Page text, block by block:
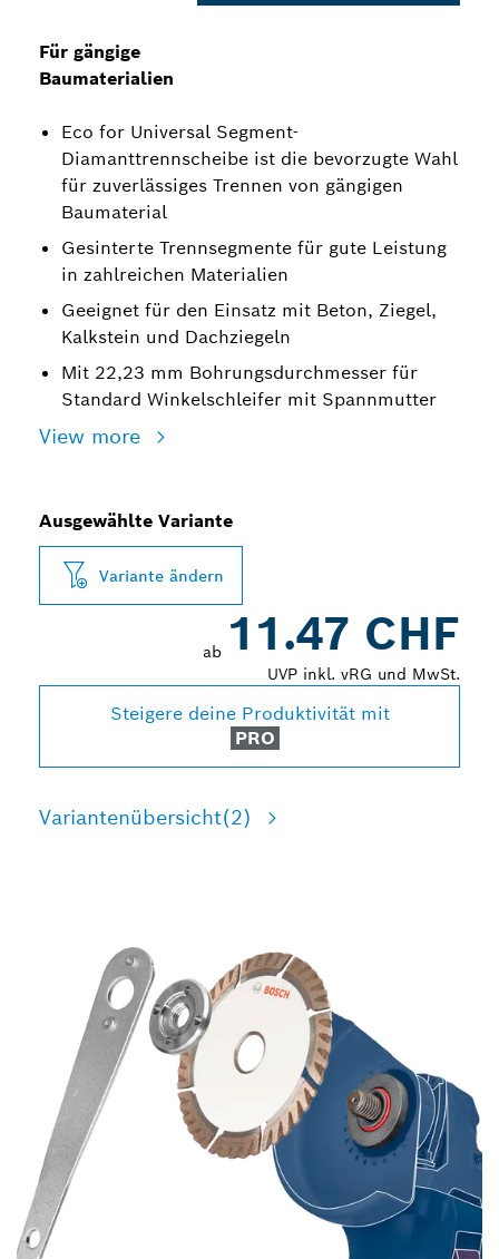
Für gängige
Baumaterialien
Eco for Universal Segment-
Diamanttrennscheibe ist die bevorzugte Wahl
für zuverlässiges Trennen von gängigen
Baumaterial
Gesinterte Trennsegmente für gute Leistung
in zahlreichen Materialien
Geeignet für den Einsatz mit Beton, Ziegel,
Kalkstein und Dachziegeln
Mit 22,23 mm Bohrungsdurchmesser für
Standard Winkelschleifer mit Spannmutter
View more
Ausgewählte Variante
Variante ändern
ab 11.47 CHF
UVP inkl. vRG und MwSt.
Steigere deine Produktivität mit
PRO
Variantenübersicht(2)